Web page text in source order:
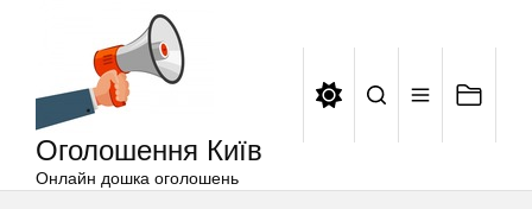
Оголошення Київ
Онлайн дошка оголошень